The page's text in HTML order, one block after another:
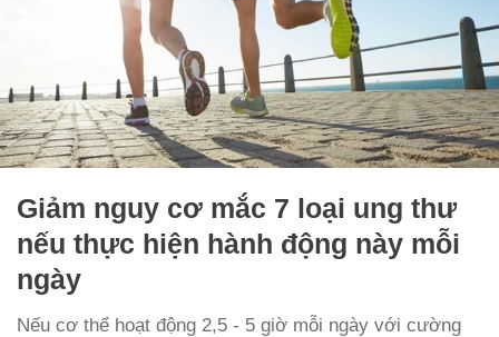
Giảm nguy cơ mắc 7 loại ung thư
nếu thực hiện hành động này mỗi
ngày
Nếu cơ thể hoạt động 2,5 - 5 giờ mỗi ngày với cường